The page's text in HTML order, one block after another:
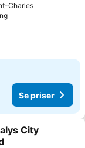
Charles
Se priser
Favoriter
City